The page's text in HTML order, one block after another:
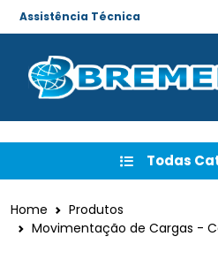
Assistência Técnica
Todas
Home
Produtos
Movimentação de Cargas -